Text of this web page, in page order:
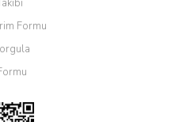
görüntülenemiyor.
bulunuyor.
Formu